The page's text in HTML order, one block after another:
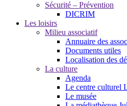
Sécurité – Prévention
DICRIM
Les loisirs
Milieu associatif
Annuaire des
Documents utiles
Localisation des
La culture
Agenda
Le centre culturel
Le musée